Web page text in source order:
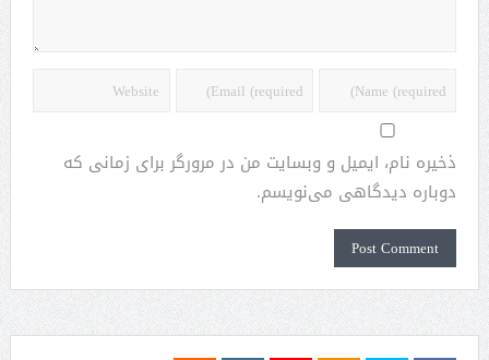
ذخیره نام، ایمیل و وبسایت من در مرورگر برای زمانی که
دوباره دیدگاهی می‌نویسم.